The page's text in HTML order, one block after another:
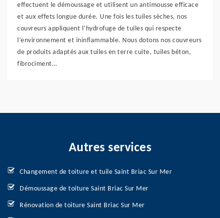
effectuent le démoussage et utilisent un antimousse efficace
et aux effets longue durée. Une fois les tuiles sèches, nos
couvreurs appliquent l’hydrofuge de tuiles qui respecte
l’environnement et ininflammable. Nous dotons nos couvreurs
de produits adaptés aux tuiles en terre cuite, tuiles béton,
fibrociment…
Autres services
Changement de toiture et tuile Saint Briac Sur Mer
Démoussage de toiture Saint Briac Sur Mer
Rénovation de toiture Saint Briac Sur Mer